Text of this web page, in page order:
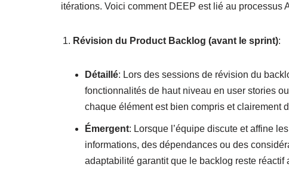
itérations. Voici comment DEEP est lié au processus
Révision du Product Backlog (avant le sprint):
Détaillé: Lors des sessions de révision du
fonctionnalités de haut niveau en user stories
chaque élément est bien compris et clairement
Émergent: Lorsque l’équipe discute et affine
informations, des dépendances ou des
adaptabilité garantit que le backlog reste réactif